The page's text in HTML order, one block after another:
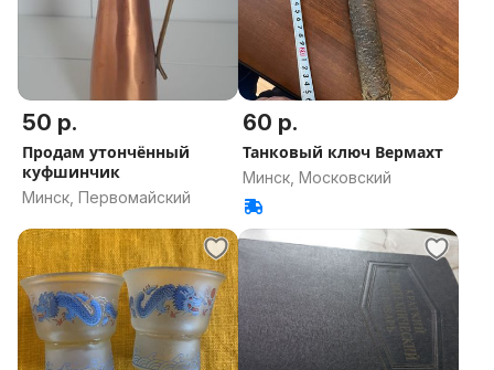
50 р.
Продам утончённый
куфшинчик
Минск, Первомайский
60 р.
Танковый ключ Вермахт
Минск, Московский